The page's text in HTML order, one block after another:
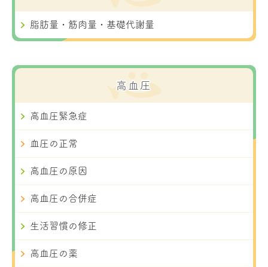
脂肪量・筋肉量・基礎代謝量
高血圧
高血圧緊急症
血圧の正常
高血圧の原因
高血圧の合併症
生活習慣の修正
高血圧の薬